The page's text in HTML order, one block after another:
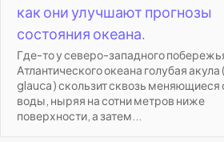
как они улучшают прогнозы
состояния океана.
Где-то у северо-западного
Атлантического океана голубая акула
glauca ) скользит сквозь меняющиеся
воды, ныряя на сотни метров ниже
поверхности, а затем...